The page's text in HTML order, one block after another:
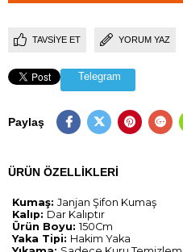
TAVSIYE ET YORUM YAZ
Telegram
Paylaş
ÜRÜN ÖZELLIKLERI
Kumaş: Janjan Şifon Kumaş
Kalıp: Dar Kalıptır
Ürün Boyu: 150Cm
Yaka Tipi: Hakim Yaka